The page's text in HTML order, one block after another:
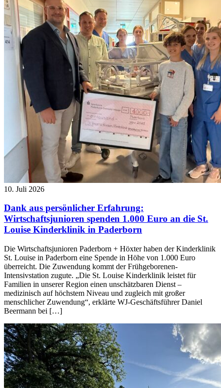
10. Juli 2026
Dank aus persönlicher Erfahrung:
Wirtschaftsjunioren spenden 1.000 Euro an die St.
Louise Kinderklinik in Paderborn
Die Wirtschaftsjunioren Paderborn + Höxter haben der Kinderklinik
St. Louise in Paderborn eine Spende in Höhe von 1.000 Euro
überreicht. Die Zuwendung kommt der Frühgeborenen-
Intensivstation zugute. „Die St. Louise Kinderklinik leistet für
Familien in unserer Region einen unschätzbaren Dienst –
medizinisch auf höchstem Niveau und zugleich mit großer
menschlicher Zuwendung“, erklärte WJ-Geschäftsführer Daniel
Beermann bei […]